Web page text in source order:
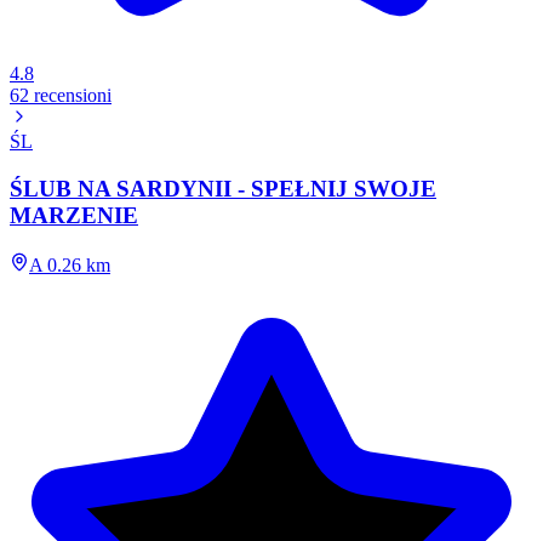
4.8
62 recensioni
ŚL
ŚLUB NA SARDYNII - SPEŁNIJ SWOJE
MARZENIE
A 0.26 km